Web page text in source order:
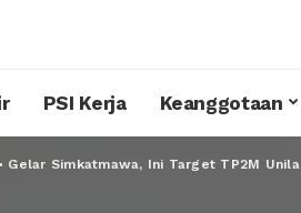
PSI Kerja Keanggotaan
Gelar Simkatmawa, Ini Target TP2M Unila